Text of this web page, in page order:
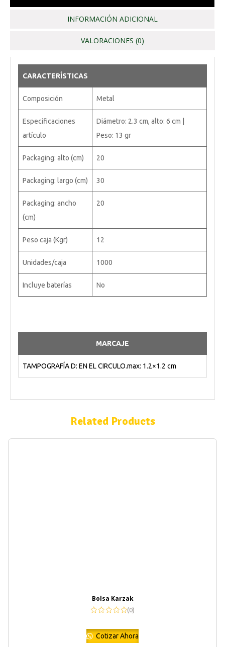
INFORMACIÓN ADICIONAL
VALORACIONES (0)
CARACTERÍSTICAS
Composición Metal
Especificaciones
artículo
Diámetro: 2.3 cm, alto: 6 cm |
Peso: 13 gr
Packaging: alto (cm) 20
Packaging: largo (cm) 30
Packaging: ancho
(cm)
20
Peso caja (Kgr) 12
Unidades/caja 1000
Incluye baterías No
MARCAJE
TAMPOGRAFÍA D: EN EL CIRCULO.max: 1.2×1.2 cm
Related Products
Bolsa Karzak
(0)
Cotizar Ahora